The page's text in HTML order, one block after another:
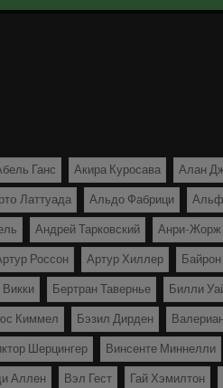
Ганс Акира Куросава Алан
Латтуада Альдо Фабрици
Андрей Тарковский Анри-Жорж
Россон Артур Хиллер
Бертран Тавернье Билли
Киммел Бэзил Дирден
Шерцингер Винсенте Миннелли
Аллен Вэл Гест Гай Хэмилтон